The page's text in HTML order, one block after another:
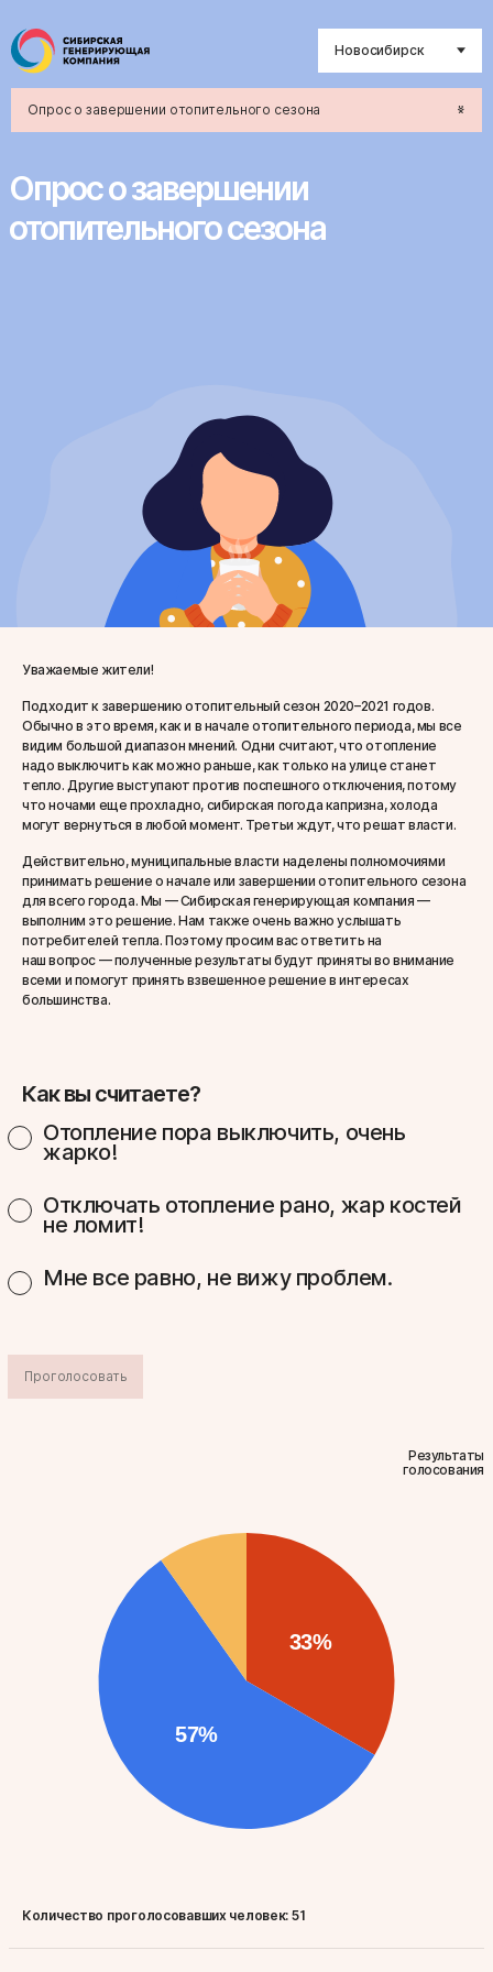
Новосибирск
Опрос о завершении отопительного сезона
Опрос о завершении
отопительного сезона
Уважаемые жители!
Подходит к завершению отопительный сезон 2020–2021 годов.
Обычно в это время, как и в начале отопительного периода, мы все
видим большой диапазон мнений. Одни считают, что отопление
надо выключить как можно раньше, как только на улице станет
тепло. Другие выступают против поспешного отключения, потому
что ночами еще прохладно, сибирская погода капризна, холода
могут вернуться в любой момент. Третьи ждут, что решат власти.
Действительно, муниципальные власти наделены полномочиями
принимать решение о начале или завершении отопительного сезона
для всего города. Мы — Сибирская генерирующая компания —
выполним это решение. Нам также очень важно услышать
потребителей тепла. Поэтому просим вас ответить на
наш вопрос — полученные результаты будут приняты во внимание
всеми и помогут принять взвешенное решение в интересах
большинства.
Как вы считаете?
Отопление пора выключить, очень
жарко!
Отключать отопление рано, жар костей
не ломит!
Мне все равно, не вижу проблем.
Проголосовать
Результаты
голосования
Количество проголосовавших человек:51